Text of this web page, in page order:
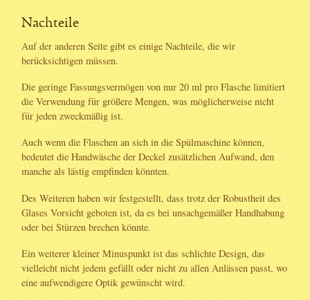
Nachteile
Auf der anderen Seite gibt es einige Nachteile, die wir
berücksichtigen müssen.
Die geringe Fassungsvermögen von nur 20 ml pro Flasche limitiert
die Verwendung für größere Mengen, was möglicherweise nicht
für jeden zweckmäßig ist.
Auch wenn die Flaschen an sich in die Spülmaschine können,
bedeutet die Handwäsche der Deckel zusätzlichen Aufwand, den
manche als lästig empfinden könnten.
Des Weiteren haben wir festgestellt, dass trotz der Robustheit des
Glases Vorsicht geboten ist, da es bei unsachgemäßer Handhabung
oder bei Stürzen brechen könnte.
Ein weiterer kleiner Minuspunkt ist das schlichte Design, das
vielleicht nicht jedem gefällt oder nicht zu allen Anlässen passt, wo
eine aufwendigere Optik gewünscht wird.